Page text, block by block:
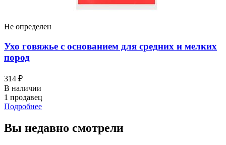
Не определен
Ухо говяжье с основанием для средних и мелких
пород
314 ₽
В наличии
1 продавец
Подробнее
Вы недавно смотрели